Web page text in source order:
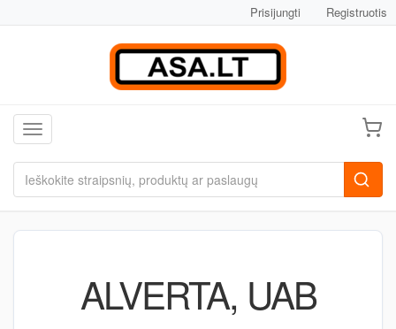
Prisijungti Registruotis
Toggle navigation
ALVERTA, UAB